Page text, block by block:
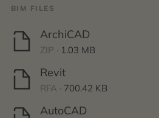
BIM FILES
ArchiCAD
ZIP · 1.03 MB
Revit
RFA · 700.42 KB
AutoCAD